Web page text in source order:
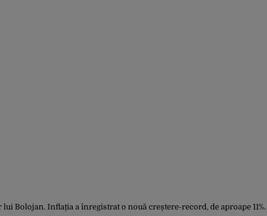
Bolojan. Inflația a înregistrat o nouă creștere-record, de aproape